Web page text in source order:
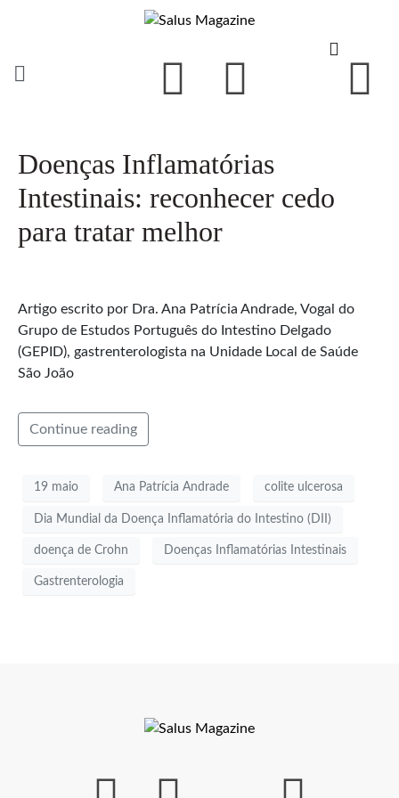
Doenças Inflamatórias
Intestinais: reconhecer cedo
para tratar melhor
Artigo escrito por Dra. Ana Patrícia Andrade, Vogal do
Grupo de Estudos Português do Intestino Delgado
(GEPID), gastrenterologista na Unidade Local de Saúde
São João
Continue reading
19 maio Ana Patrícia Andrade colite ulcerosa
Dia Mundial da Doença Inflamatória do Intestino (DII)
doença de Crohn Doenças Inflamatórias Intestinais
Gastrenterologia